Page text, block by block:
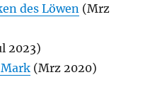
des Löwen (Mrz
2023)
(Mrz 2020)